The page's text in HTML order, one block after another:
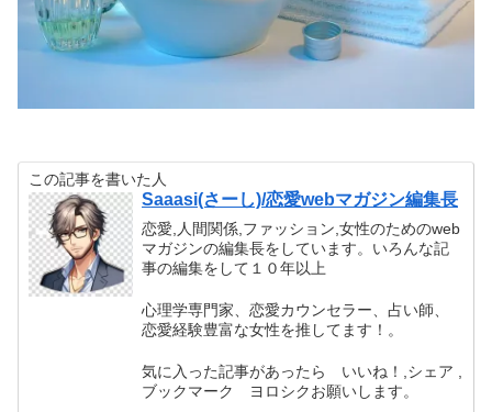
この記事を書いた人
Saaasi(さーし)/恋愛webマガジン編集長
恋愛,人間関係,ファッション,女性のためのweb
マガジンの編集長をしています。いろんな記
事の編集をして１０年以上
心理学専門家、恋愛カウンセラー、占い師、
恋愛経験豊富な女性を推してます！。
気に入った記事があったら いいね！,シェア ,
ブックマーク ヨロシクお願いします。